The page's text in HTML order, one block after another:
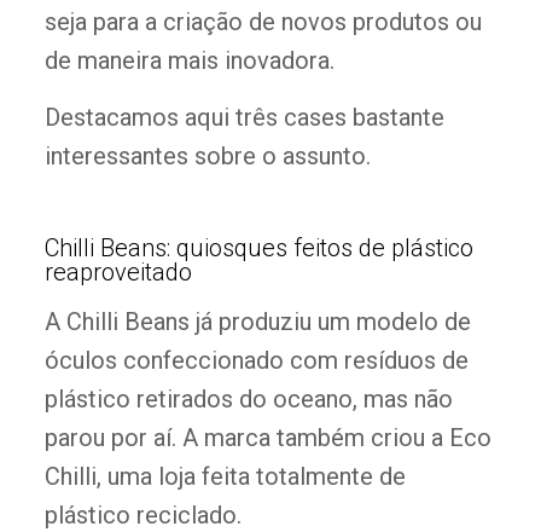
seja para a criação de novos produtos ou
de maneira mais inovadora.
Destacamos aqui três cases bastante
interessantes sobre o assunto.
Chilli Beans: quiosques feitos de plástico
reaproveitado
A Chilli Beans já produziu um modelo de
óculos confeccionado com resíduos de
plástico retirados do oceano, mas não
parou por aí. A marca também criou a Eco
Chilli, uma loja feita totalmente de
plástico reciclado.